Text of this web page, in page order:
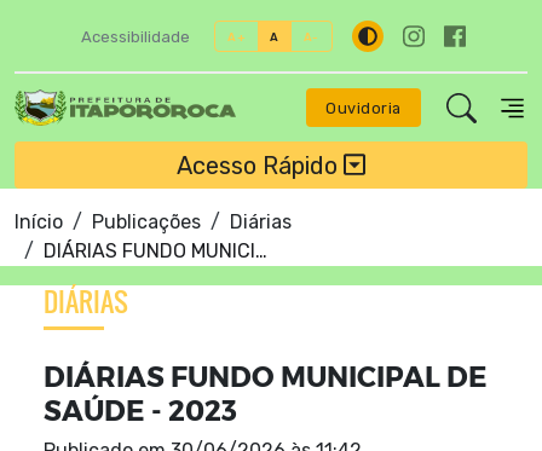
Acessibilidade A+ A A-
Ouvidoria
Acesso Rápido
Início Publicações
Diárias
DIÁRIAS FUNDO MUNICIPAL DE SAÚDE - 2023
DIÁRIAS
DIÁRIAS FUNDO MUNICIPAL DE
SAÚDE - 2023